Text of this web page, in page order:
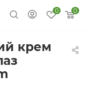
0 0
крем